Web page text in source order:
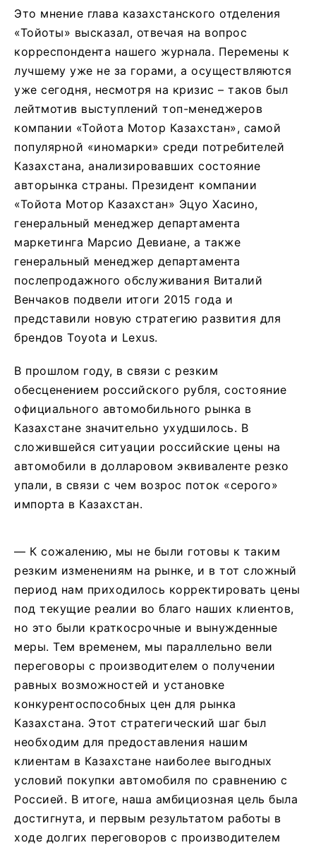
Это мнение глава казахстанского отделения
«Тойоты» высказал, отвечая на вопрос
корреспондента нашего журнала. Перемены к
лучшему уже не за горами, а осуществляются
уже сегодня, несмотря на кризис – таков был
лейтмотив выступлений топ-менеджеров
компании «Тойота Мотор Казахстан», самой
популярной «иномарки» среди потребителей
Казахстана, анализировавших состояние
авторынка страны. Президент компании
«Тойота Мотор Казахстан» Эцуо Хаcино,
генеральный менеджер департамента
маркетинга Марсио Девиане, а также
генеральный менеджер департамента
послепродажного обслуживания Виталий
Венчаков подвели итоги 2015 года и
представили новую стратегию развития для
брендов Toyota и Lexus.
В прошлом году, в связи с резким
обесценением российского рубля, состояние
официального автомобильного рынка в
Казахстане значительно ухудшилось. В
сложившейся ситуации российские цены на
автомобили в долларовом эквиваленте резко
упали, в связи с чем возрос поток «серого»
импорта в Казахстан.
— К сожалению, мы не были готовы к таким
резким изменениям на рынке, и в тот сложный
период нам приходилось корректировать цены
под текущие реалии во благо наших клиентов,
но это были краткосрочные и вынужденные
меры. Тем временем, мы параллельно вели
переговоры с производителем о получении
равных возможностей и установке
конкурентоспособных цен для рынка
Казахстана. Этот стратегический шаг был
необходим для предоставления нашим
клиентам в Казахстане наиболее выгодных
условий покупки автомобиля по сравнению с
Россией. В итоге, наша амбициозная цель была
достигнута, и первым результатом работы в
ходе долгих переговоров с производителем